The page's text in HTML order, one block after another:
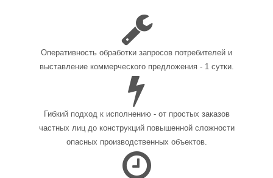
Оперативность обработки запросов потребителей и
выставление коммерческого предложения - 1 сутки.
Гибкий подход к исполнению - от простых заказов
частных лиц до конструкций повышенной сложности
опасных производственных объектов.